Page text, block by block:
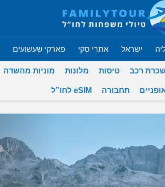
ישראל אתרי סקי פארקי שעשועים
רכב טיסות מלונות מוניות מהשדה
תחבורה eSIM לחו”ל